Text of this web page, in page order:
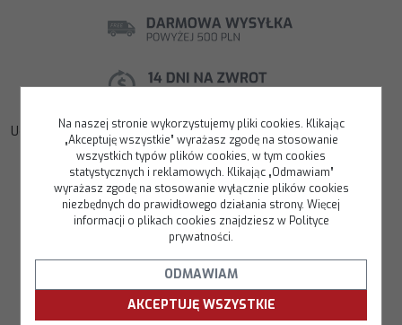
Udostępnij:
F
a
c
e
b
o
o
T
w
i
t
t
e
r
W
y
k
o
p
C
o
p
y
L
i
n
P
o
d
z
i
e
l
s
i
ę
ZAPYTAJ O PRODUKT
PORÓWNAJ
DODAJ DO PRZECHOWALNI
OPIS
BEZPIECZEŃSTWO
PRODUKTU
Na naszej stronie wykorzystujemy pliki cookies. Klikając
„Akceptuję wszystkie” wyrażasz zgodę na stosowanie
wszystkich typów plików cookies, w tym cookies
statystycznych i reklamowych. Klikając „Odmawiam”
wyrażasz zgodę na stosowanie wyłącznie plików cookies
niezbędnych do prawidłowego działania strony. Więcej
informacji o plikach cookies znajdziesz w Polityce
prywatności.
ODMAWIAM
AKCEPTUJĘ WSZYSTKIE